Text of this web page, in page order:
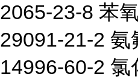
2065-23-8 苯
29091-21-2 氨
14996-60-2 氯